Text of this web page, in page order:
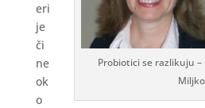
Probiotici se razlikuju
eri
je
či
ne
ok
o